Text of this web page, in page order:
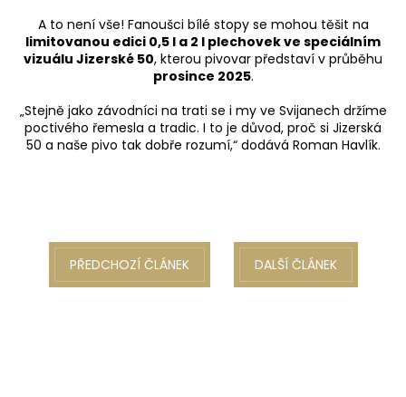
A to není vše! Fanoušci bílé stopy se mohou těšit na
limitovanou edici 0,5 l a 2 l plechovek ve speciálním
vizuálu Jizerské 50, kterou pivovar představí v průběhu
prosince 2025.
„Stejně jako závodníci na trati se i my ve Svijanech držíme
poctivého řemesla a tradic. I to je důvod, proč si Jizerská
50 a naše pivo tak dobře rozumí,“ dodává Roman Havlík.
PŘEDCHOZÍ ČLÁNEK DALŠÍ ČLÁNEK